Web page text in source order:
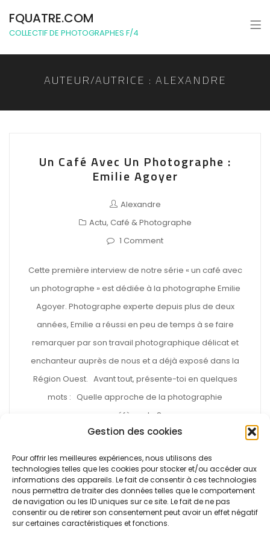
Gestion des cookies
Pour offrir les meilleures expériences, nous utilisons des
technologies telles que les cookies pour stocker et/ou accéder aux
informations des appareils. Le fait de consentir à ces technologies
nous permettra de traiter des données telles que le comportement
de navigation ou les ID uniques sur ce site. Le fait de ne pas
consentir ou de retirer son consentement peut avoir un effet négatif
sur certaines caractéristiques et fonctions.
FQUATRE.COM
COLLECTIF DE PHOTOGRAPHES F/4
AUTEUR/AUTRICE : ALEXANDRE
Un Café Avec Un Photographe :
Emilie Agoyer
Alexandre
Actu, Café & Photographe
1 Comment
Cette première interview de notre série « un café avec
un photographe » est dédiée à la photographe Emilie
Agoyer. Photographe experte depuis plus de deux
années, Emilie a réussi en peu de temps à se faire
remarquer par son travail photographique délicat et
enchanteur auprès de nous et a déjà exposé dans la
Région Ouest. Avant tout, présente-toi en quelques
mots : Quelle approche de la photographie
préfères-tu ?